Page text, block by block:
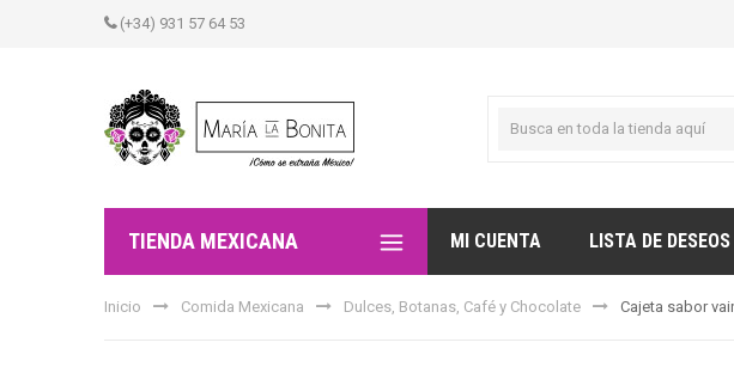
(+34) 931 57 64 53
TIENDA MEXICANA MI CUENTA LISTA DE DESEOS
Inicio Comida Mexicana Dulces, Botanas, Café y Chocolate Cajeta sabor